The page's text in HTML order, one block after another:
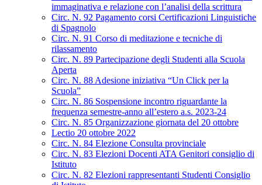
immaginativa e relazione con l’analisi della scrittura
Circ. N. 92 Pagamento corsi Certificazioni Linguistiche
di Spagnolo
Circ. N. 91 Corso di meditazione e tecniche di
rilassamento
Circ. N. 89 Partecipazione degli Studenti alla Scuola
Aperta
Circ. N. 88 Adesione iniziativa “Un Click per la
Scuola”
Circ. N. 86 Sospensione incontro riguardante la
frequenza semestre-anno all’estero a.s. 2023-24
Circ. N. 85 Organizzazione giornata del 20 ottobre
Lectio 20 ottobre 2022
Circ. N. 84 Elezione Consulta provinciale
Circ. N. 83 Elezioni Docenti ATA Genitori consiglio di
Istituto
Circ. N. 82 Elezioni rappresentanti Studenti Consiglio